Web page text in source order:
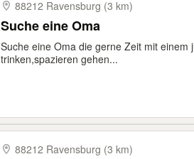
88212 Ravensburg (3 km)
Suche eine Oma
Suche eine Oma die gerne Zeit mit einem
trinken,spazieren gehen...
88212 Ravensburg (3 km)